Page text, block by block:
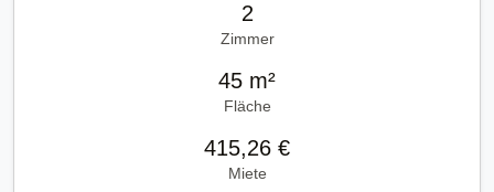
2
Zimmer
45 m²
Fläche
415,26 €
Miete